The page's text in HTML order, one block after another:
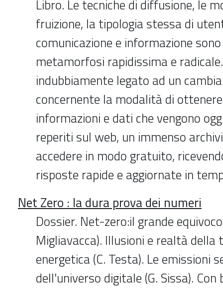
Libro. Le tecniche di diffusione, le
fruizione, la tipologia stessa di
comunicazione e informazione
metamorfosi rapidissima e
indubbiamente legato ad un
concernente la modalità di
informazioni e dati che vengono
reperiti sul web, un immenso
accedere in modo gratuito,
risposte rapide e aggiornate in
Net Zero : la dura prova dei numeri
Dossier. Net-zero:il grande equivoco
Migliavacca). Illusioni e realtà della
energetica (C. Testa). Le emissioni
dell'universo digitale (G. Sissa).